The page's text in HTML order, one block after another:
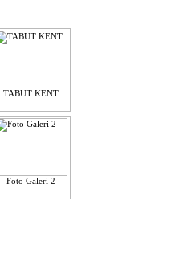
TABUT KENT
Foto Galeri 2